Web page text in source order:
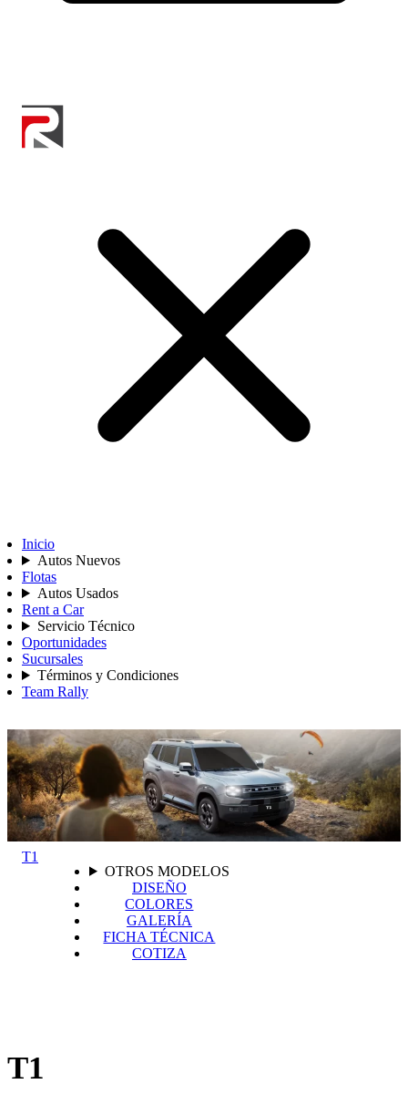
Inicio
Autos Nuevos
Flotas
Autos Usados
Rent a Car
Servicio Técnico
Oportunidades
Sucursales
Términos y Condiciones
Team Rally
T1
OTROS MODELOS
DISEÑO
COLORES
GALERÍA
FICHA TÉCNICA
COTIZA
T1